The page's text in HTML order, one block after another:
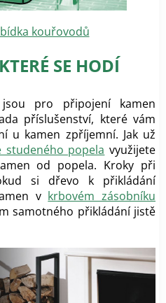
kouřovodů
SE HODÍ
pro připojení kamen
příslušenství, které vám
u kamen zpříjemní. Jak už
studeného popela využijete
od popela. Kroky při
si dřevo k přikládání
v krbovém zásobníku
samotného přikládání jistě